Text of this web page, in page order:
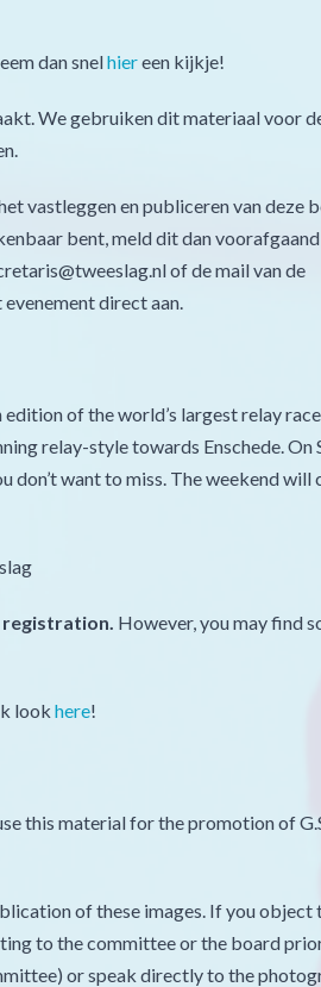
dan snelhiereen kijkje!
We gebruiken dit materiaal voor
vastleggen en publiceren van deze
bent, meld dit dan voorafgaand
of de mail van de
direct aan.
of the world’s largest relay
relay-style towards Enschede. On
don’t want to miss. The weekend will
registration. However, you may find
look here!
this material for the promotion of
of these images. If you object
to the committee or the board
or speak directly to the